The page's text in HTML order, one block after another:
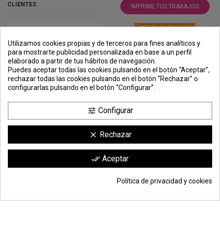
compra pormetros lineales. compra mínima:12 metros(entrega en barras de 3 metros)
Añadir a la cesta *78,96 €
CLIENTES
IMPRIME TUS TRABAJOS
Controle su privacidad
PREMIOS
METODOS
DE PAGO
ENVÍO
COMERCIO
SEGURO
clic aquí para mostrar el certificado.
Utilizamos cookies propias y de terceros para fines analíticos y
para mostrarte publicidad personalizada en base a un perfil
elaborado a partir de tus hábitos de navegación.
Puedes aceptar todas las cookies pulsando en el botón “Aceptar”,
rechazar todas las cookies pulsando en el botón “Rechazar” o
configurarlas pulsando en el botón “Configurar”.
tune Configurar
clear Rechazar
done_all Aceptar
Política de privacidad y cookies